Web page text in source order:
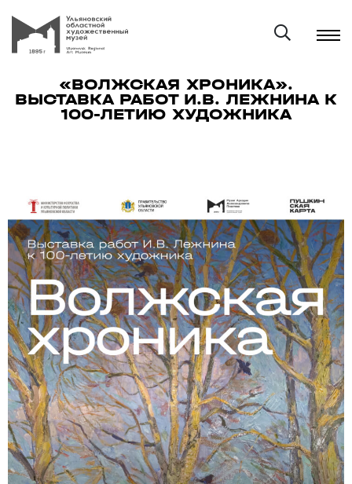
«ВОЛЖСКАЯ ХРОНИКА».
ВЫСТАВКА РАБОТ И.В. ЛЕЖНИНА К
100-ЛЕТИЮ ХУДОЖНИКА